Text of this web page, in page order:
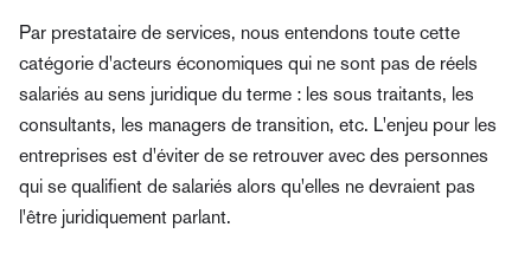
Par prestataire de services, nous entendons toute cette
catégorie d'acteurs économiques qui ne sont pas de réels
salariés au sens juridique du terme : les sous traitants, les
consultants, les managers de transition, etc. L'enjeu pour les
entreprises est d'éviter de se retrouver avec des personnes
qui se qualifient de salariés alors qu'elles ne devraient pas
l'être juridiquement parlant.